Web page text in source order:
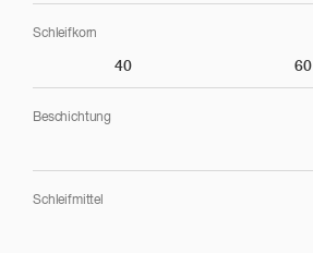
Schleifkorn
40 60
Beschichtung
Schleifmittel